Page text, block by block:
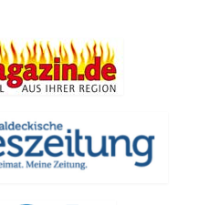
ELW 1
HLF